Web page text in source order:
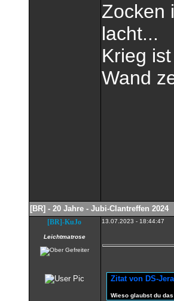
Zocken
lacht...
Krieg
Wand
[BR] - 20 Jahre - Jubi-Clantreffen 2024
[BR]-KuJo
Leichtmatrose
13.07.2023 - 18:44:47
Zitat von DS-
Wieso glaubst du